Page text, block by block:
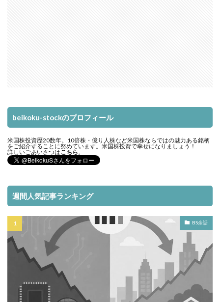
beikoku-stockのプロフィール
米国株投資歴20数年。10倍株・億り人株など米国株ならではの魅力ある銘柄
をご紹介することに努めています。米国株投資で幸せになりましょう！
詳しいごあいさつはこちら 。
週間人気記事ランキング
BS余話